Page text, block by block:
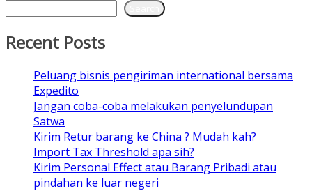
Recent Posts
Peluang bisnis pengiriman international bersama
Expedito
Jangan coba-coba melakukan penyelundupan
Satwa
Kirim Retur barang ke China ? Mudah kah?
Import Tax Threshold apa sih?
Kirim Personal Effect atau Barang Pribadi atau
pindahan ke luar negeri